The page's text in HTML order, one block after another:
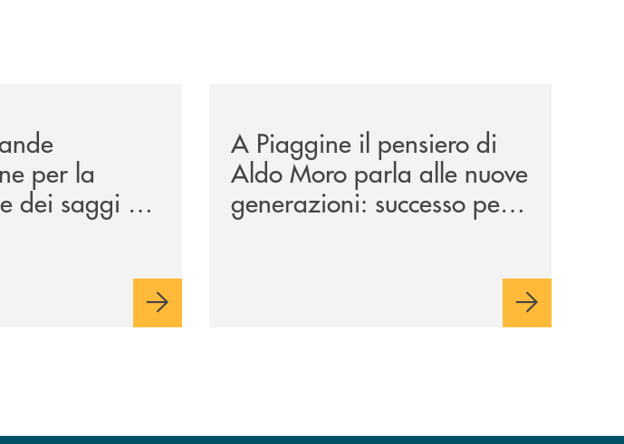
per la
dei saggi di
La Banca
A Piaggine il pensiero di
Aldo Moro parla alle nuove
generazioni: successo per
l’iniziativa della Banca